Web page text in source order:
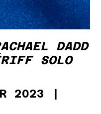
DADD
SOLO
2023 |